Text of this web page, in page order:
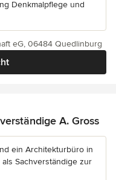
Denkmalpflege und
eG, 06484 Quedlinburg
A. Gross
ein Architekturbüro in
Sachverständige zur